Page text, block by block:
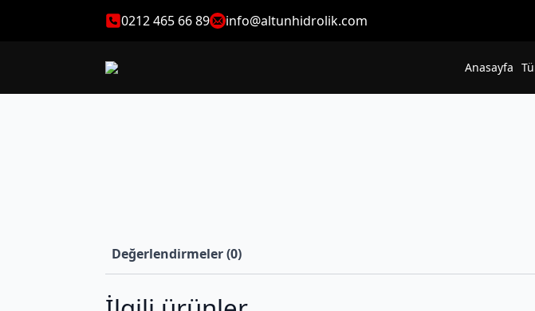
0212 465 66 89 info@altunhidrolik.com
Anasayfa
Değerlendirmeler (0)